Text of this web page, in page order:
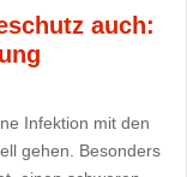
auch:
Infektion mit den
gehen. Besonders